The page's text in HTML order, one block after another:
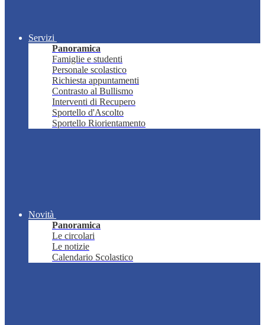
Servizi
Panoramica
Famiglie e studenti
Personale scolastico
Richiesta appuntamenti
Contrasto al Bullismo
Interventi di Recupero
Sportello d'Ascolto
Sportello Riorientamento
Novità
Panoramica
Le circolari
Le notizie
Calendario Scolastico